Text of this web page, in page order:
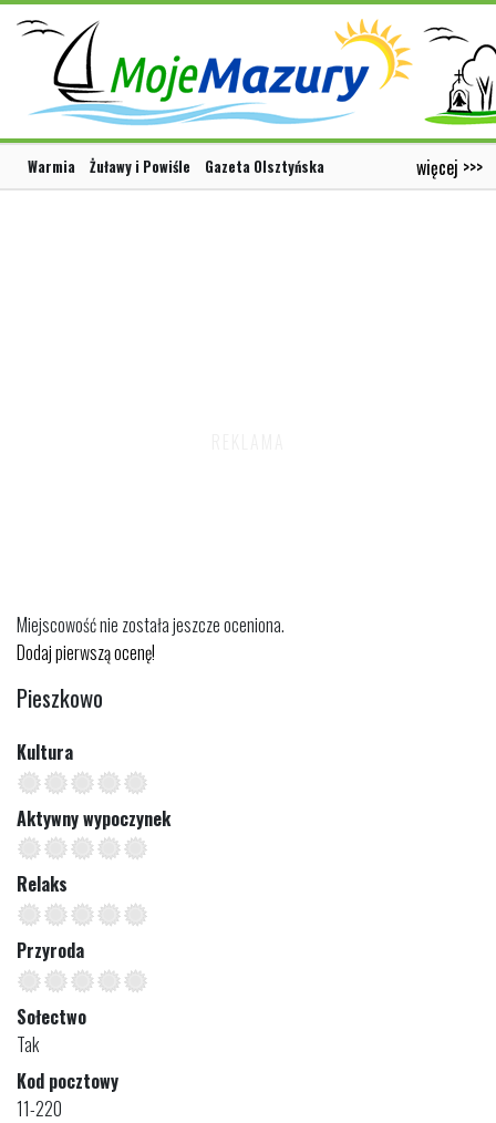
Warmia Żuławy i Powiśle Gazeta Olsztyńska więcej >>>
Miejscowość nie została jeszcze oceniona.
Dodaj pierwszą ocenę!
Pieszkowo
Kultura
Aktywny wypoczynek
Relaks
Przyroda
Sołectwo
Tak
Kod pocztowy
11-220